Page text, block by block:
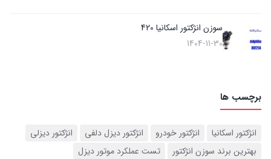
سوزن انژکتور اسکانیا 420
1404-11-30
برچسب ها
انژکتور اسکانیا انژکتور خودرو انژکتور دیزل دلفی
انژکتور دیزلی
بهترین برند سوزن انژکتور
تست عملکرد موتور دیزل